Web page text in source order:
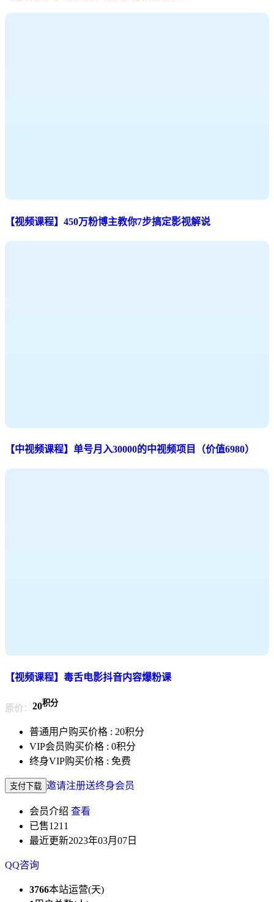
【视频课程】450万粉博主教你7步搞定影视解说
【中视频课程】单号月入30000的中视频项目（价值6980）
【视频课程】毒舌电影抖音内容爆粉课
原价： 20积分
普通用户购买价格 : 20积分
VIP会员购买价格 : 0积分
终身VIP购买价格 : 免费
支付下载 邀请注册送终身会员
会员介绍 查看
已售1211
最近更新2023年03月07日
QQ咨询
3766本站运营(天)